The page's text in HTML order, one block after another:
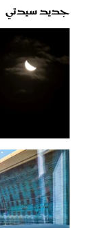
جديد سيدتي